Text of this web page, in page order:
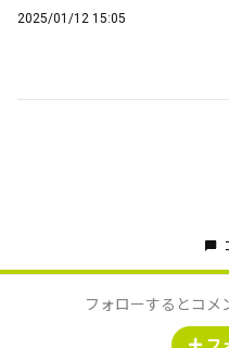
2025/01/12 15:05
フォローするとコメ